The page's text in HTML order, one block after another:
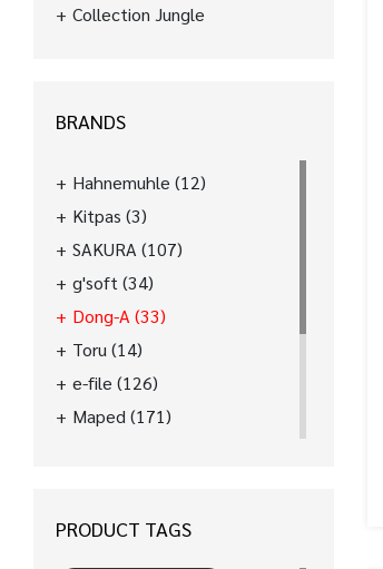
Collection Jungle
BRANDS
Hahnemuhle (12)
Kitpas (3)
SAKURA (107)
g'soft (34)
Dong-A (33)
Toru (14)
e-file (126)
Maped (171)
PRODUCT TAGS